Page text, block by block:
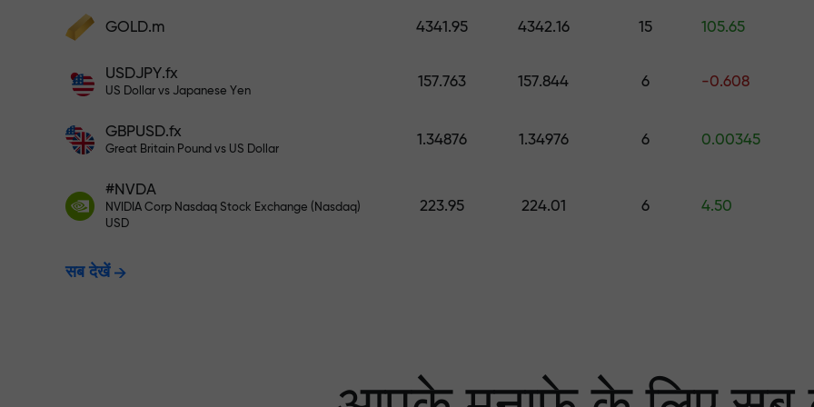
फंड्स डिपॉज़िट करें और अपने डिपॉज़िट से 1,000 गुना
डिपॉज़िट, उतना बड़ा मल्टिप्लायर।
अपने खाते में $333 जमा करें — और $1,500 तक का उपहार चुनें
रिस्क-फ्री ट्रेडिंग — हम आपके लाभ की गारंटी
X1000 तक बोनस — मार्केट में सबसे बड़ा
GOLD.m 4341.95 4342.16 15 105.65
USDJPY.fx
US Dollar vs Japanese Yen
157.763 157.844 6 -0.608
GBPUSD.fx
Great Britain Pound vs US Dollar
1.34876 1.34976 6 0.00345
#NVDA
NVIDIA Corp Nasdaq Stock Exchange (Nasdaq)
USD
223.95 224.01 6 4.50
सब देखें